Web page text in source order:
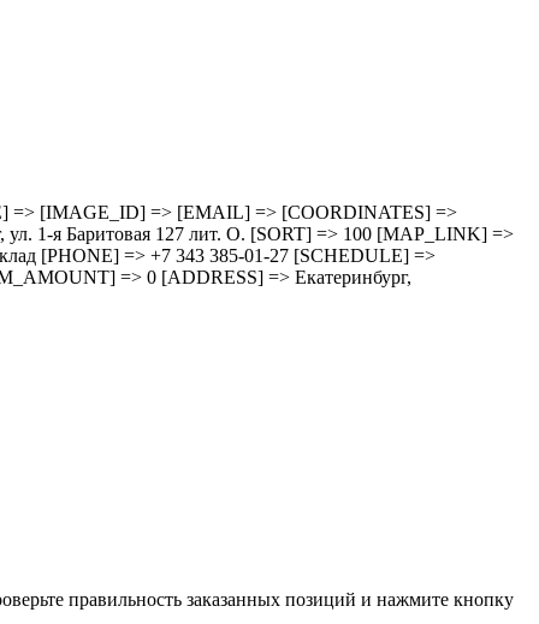
=> [IMAGE_ID] => [EMAIL] => [COORDINATES] =>
1-я Баритовая 127 лит. О. [SORT] => 100 [MAP_LINK] =>
[PHONE] => +7 343 385-01-27 [SCHEDULE] =>
=> 0 [ADDRESS] => Екатеринбург,
правильность заказанных позиций и нажмите кнопку